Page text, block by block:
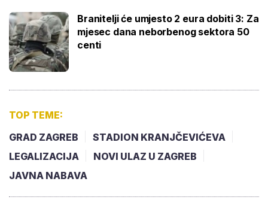
Branitelji će umjesto 2 eura dobiti 3: Za
mjesec dana neborbenog sektora 50
centi
TOP TEME:
GRAD ZAGREB
STADION KRANJČEVIĆEVA
LEGALIZACIJA
NOVI ULAZ U ZAGREB
JAVNA NABAVA